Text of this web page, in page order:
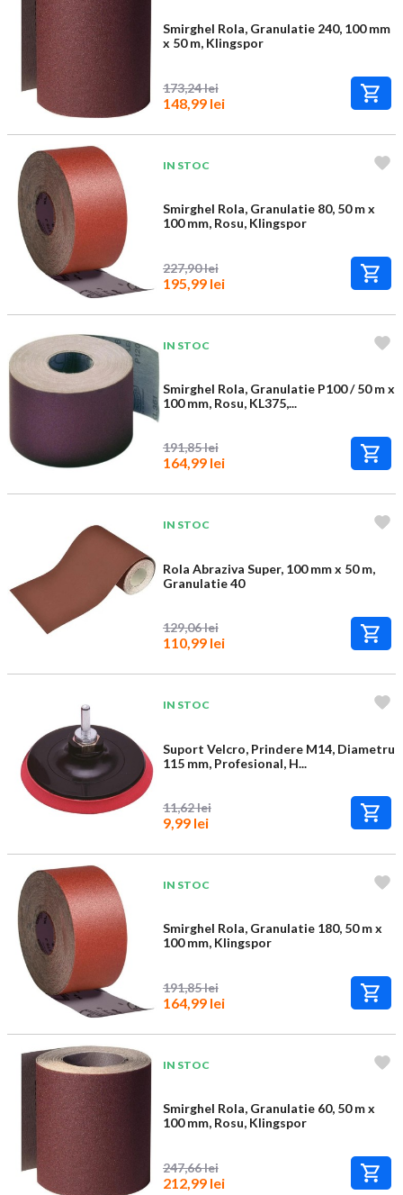
Smirghel Rola, Granulatie 240, 100 mm
x 50 m, Klingspor
173,24 lei
148,99 lei
IN STOC
Smirghel Rola, Granulatie 80, 50 m x
100 mm, Rosu, Klingspor
227,90 lei
195,99 lei
IN STOC
Smirghel Rola, Granulatie P100 / 50 m x
100 mm, Rosu, KL375,...
191,85 lei
164,99 lei
IN STOC
Rola Abraziva Super, 100 mm x 50 m,
Granulatie 40
129,06 lei
110,99 lei
IN STOC
Suport Velcro, Prindere M14, Diametru
115 mm, Profesional, H...
11,62 lei
9,99 lei
IN STOC
Smirghel Rola, Granulatie 180, 50 m x
100 mm, Klingspor
191,85 lei
164,99 lei
IN STOC
Smirghel Rola, Granulatie 60, 50 m x
100 mm, Rosu, Klingspor
247,66 lei
212,99 lei